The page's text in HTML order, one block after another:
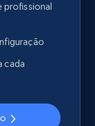
and
profissional
cada